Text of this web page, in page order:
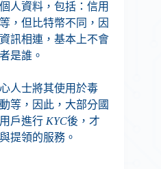
人資料，包括：信用
，但比特幣不同，因
訊相連，基本上不會
是誰。
人士將其使用於毒
等，因此，大部分國
戶進行 KYC後，才
提領的服務。